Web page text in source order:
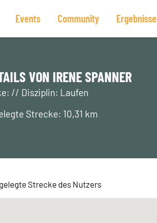
Events Community Ergebnisse
VON IRENE SPANNER
// Disziplin: Laufen
Strecke: 10,31 km
Strecke des Nutzers